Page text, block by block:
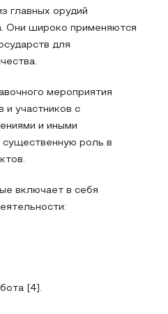
главных орудий
Они широко применяются
для
мероприятия
и участников с
и иными
существенную роль в
включает в себя
[4].